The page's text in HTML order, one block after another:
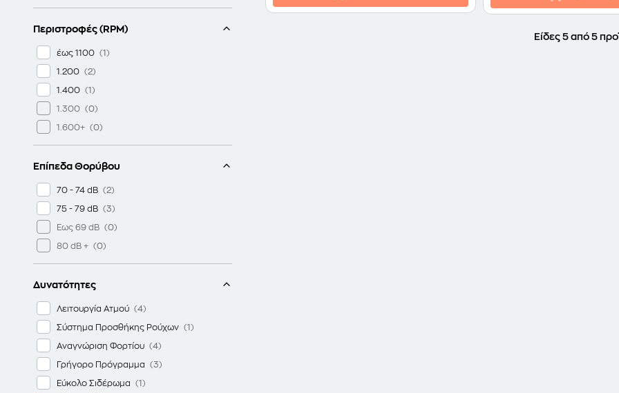
Περιστροφές (RPM)
έως 1100
1.200
1.400
1.300
1.600+
Επίπεδα Θορύβου
70 - 74 dB
75 - 79 dB
Εως 69 dB
80 dB +
Δυνατότητες
Λειτουργία Ατμού
Σύστημα Προσθήκης Ρούχων
Αναγνώριση Φορτίου
Γρήγορο Πρόγραμμα
Εύκολο Σιδέρωμα
Είδες 5 από 5